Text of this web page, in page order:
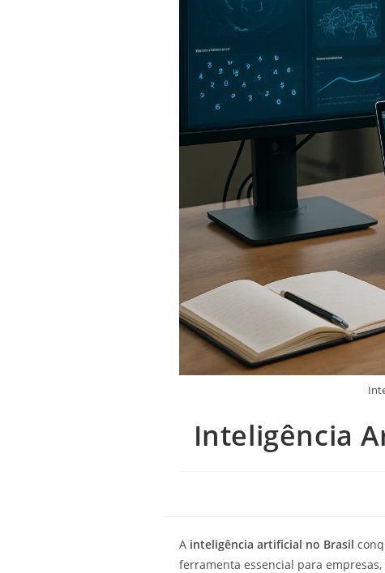
Inteligência
A inteligência artificial no Brasil
ferramenta essencial para